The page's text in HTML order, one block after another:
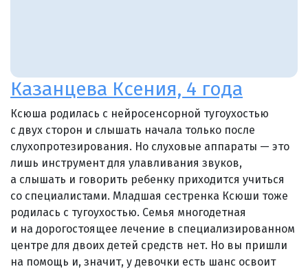
Казанцева Ксения, 4 года
Ксюша родилась с нейросенсорной тугоухостью
с двух сторон и слышать начала только после
слухопротезирования. Но слуховые аппараты — это
лишь инструмент для улавливания звуков,
а слышать и говорить ребенку приходится учиться
со специалистами. Младшая сестренка Ксюши тоже
родилась с тугоухостью. Семья многодетная
и на дорогостоящее лечение в специализированном
центре для двоих детей средств нет. Но вы пришли
на помощь и, значит, у девочки есть шанс освоит